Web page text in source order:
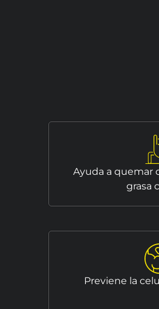
Ayuda a quemar
grasa
Previene la